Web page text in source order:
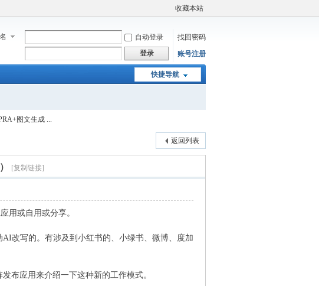
收藏本站
自动登录
找回密码
登录 账号注册
快捷导航
图文生成 ...
返回列表
[复制链接]
用或自用或分享。
改写的。有涉及到小红书的、小绿书、微博、度加
布应用来介绍一下这种新的工作模式。